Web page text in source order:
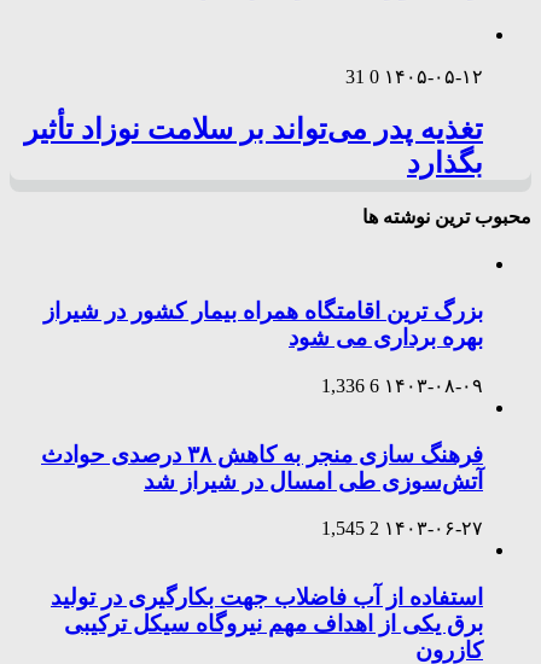
۱۴۰۵-۰۵-۱۲ 0
31
تغذیه پدر می‌تواند بر سلامت نوزاد تأثیر
بگذارد
محبوب ترین نوشته ها
بزرگ ترین اقامتگاه همراه بیمار کشور در شیراز
بهره برداری می شود
۱۴۰۳-۰۸-۰۹ 6
1,336
فرهنگ سازی منجر به کاهش ۳۸ درصدی حوادث
آتش‌سوزی طی امسال در شیراز شد
۱۴۰۳-۰۶-۲۷ 2
1,545
استفاده از آب فاضلاب جهت بکارگیری در تولید
برق یکی از اهداف مهم نیروگاه سیکل ترکیبی
کازرون